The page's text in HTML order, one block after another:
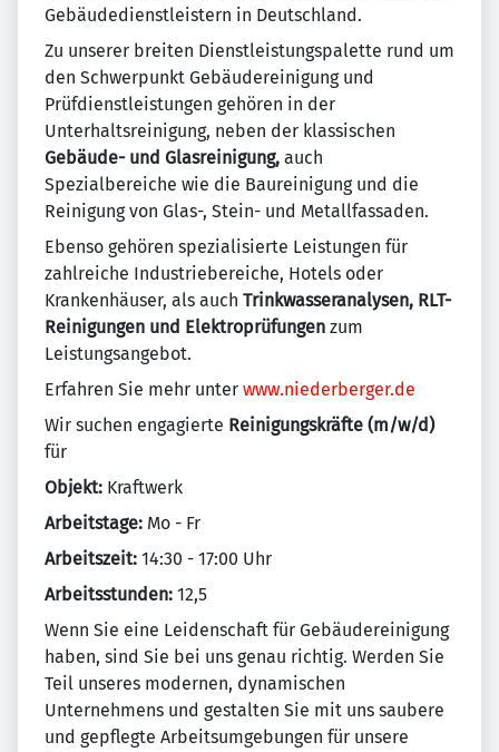
Gebäudedienstleistern in Deutschland.
Zu unserer breiten Dienstleistungspalette rund um
den Schwerpunkt Gebäudereinigung und
Prüfdienstleistungen gehören in der
Unterhaltsreinigung, neben der klassischen
Gebäude- und Glasreinigung, auch
Spezialbereiche wie die Baureinigung und die
Reinigung von Glas-, Stein- und Metallfassaden.
Ebenso gehören spezialisierte Leistungen für
zahlreiche Industriebereiche, Hotels oder
Krankenhäuser, als auch Trinkwasseranalysen, RLT-
Reinigungen und Elektroprüfungen zum
Leistungsangebot.
Erfahren Sie mehr unter www.niederberger.de
Wir suchen engagierte Reinigungskräfte (m/w/d)
für
Objekt: Kraftwerk
Arbeitstage: Mo - Fr
Arbeitszeit: 14:30 - 17:00 Uhr
Arbeitsstunden: 12,5
Wenn Sie eine Leidenschaft für Gebäudereinigung
haben, sind Sie bei uns genau richtig. Werden Sie
Teil unseres modernen, dynamischen
Unternehmens und gestalten Sie mit uns saubere
und gepflegte Arbeitsumgebungen für unsere